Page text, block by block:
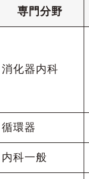
専門分野
消化器内科
循環器
内科一般